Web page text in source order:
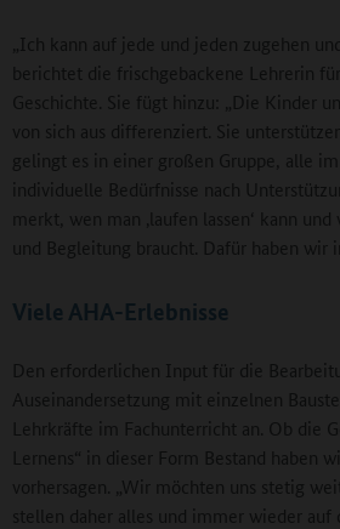
„Ich kann auf jede und jeden zugehen
berichtet die frischgebackene Lehrerin
Geschichte. Sie fügt hinzu: „Die Kinder
von sich aus differenziert. Sie
gelingt es in einer großen Gruppe, alle
individuelle Bedürfnisse nach
merkt, wen man ‚laufen lassen‘ kann
und Begleitung braucht. Dafür haben wir
Viele AHA-Erlebnisse
Den erforderlichen Input für die
Auseinandersetzung mit einzelnen
Lehrkräfte im Fachunterricht an. Ob die
Lernens“ in dieser Form Bestand haben
vorhersagen. „Wir möchten uns stetig
stellen daher alles und immer wieder auf